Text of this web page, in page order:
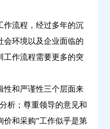
作流程，经过多年的沉
会环境以及企业面临的
工作流程需要更多的突
性和严谨性三个层面来
析；尊重领导的意见和
价和采购”工作似乎是第